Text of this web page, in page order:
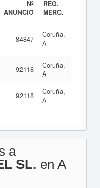
Nº
ANUNCIO
REG.
MERC.
84847
Coruña,
A
92118
Coruña,
A
92118
Coruña,
A
a
SL. en A